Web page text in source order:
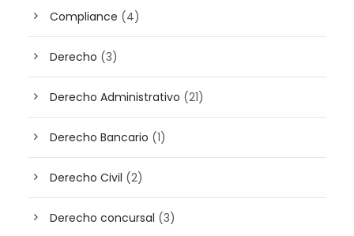
Compliance (4)
Derecho (3)
Derecho Administrativo (21)
Derecho Bancario (1)
Derecho Civil (2)
Derecho concursal (3)